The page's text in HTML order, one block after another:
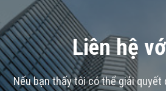
Liên hệ
Nếu bạn thấy tôi có thể giải quyết